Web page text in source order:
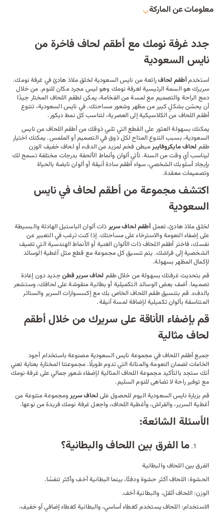
معلومات عن الماركة
جدد غرفة نومك مع أطقم لحاف فاخرة من
نايس السعودية
استخدمأطقم لحافرائعة من نايس السعودية لخلق ملاذ هادئ في غرفة نومك.
سريركهو السمة الرئيسية لغرفة نومك وهو ليس مجرد مكان للنوم. من خلال
دمج الراحة والتصميم مع لمسة من الفخامة، يمكن لطقم اللحاف المختار جيدًا
أن يحسّن بشكلٍ كبير من مظهر وشعور مساحتك. في نايس السعودية، تتنوع
أطقم اللحاف من الكلاسيكية إلى العصرية، لتناسب كل نمط ديكور.
يمكنك بسهولة العثور على القطع التي تلبي ذوقك من أطقم اللحاف من نايس
السعودية، بسبب التنوع المتاح لكل ذوق في التصميم أو الملمس. يمكنك اختيار
طقملحاف مايكروفايبرمبطن فخم لمزيد من الدفء أو لحاف خفيف الوزن
ليناسب أي وقت من السنة. تأتي ألوان وأنماط الألحفة بدرجات مختلفة تسمح لك
بإيجاد أسلوبك الشخصي، سواء أطقم سادة أنيقة أو ألوان نابضة بالحياة
وتصميمات معقدة.
اكتشف مجموعة من أطقم لحاف في نايس
السعودية
لخلق ملاذ هادئ، تعملأطقم لحاف سريرذات ألوان الباستيل الهادئة والبسيطة
على إضفاء النعومة والاسترخاء على مساحتك. إذا كنت ترغب في التعبير عن
نفسك، فاختر أطقم اللحاف ذات الألوان الغنية أو الأنماط الهندسية التي تضيف
الشخصية إلىفراشك. يتم تنسيق كل مجموعة مع قطع مثلأغطية الوسائد
لإكمال المظهر بسهولة.
قم بتحديث غرفتك بسهولة من خلال طقملحاف سرير قطنجديد دون إعادة
تصميما. أضف بعض الوسائد التكميلية أو بطانية منقوشة على لحافك، وستشعر
بالدفء. قم بتنسيق طقم اللحاف الخاص بك معإكسسواراتالسرير والستائر
المتناسقة بألوان تكميلية لإضافة لمسة أنيقة.
قم بإضفاء الأناقة على سريرك من خلال أطقم
لحاف مثالية
جميع أطقم اللحاف في مجموعة نايس السعودية مصنوعة باستخدام أجود
الخامات لضمان النعومة والمتانة التي تدوم طويلًا. مجموعتنا المختارة بعناية تعني
أنك ستجد بالتأكيد مجموعة اللحاف المثالية لإضفاء شعور جمالي على غرفة نومك
مع توفير راحة لا تضاهى للنوم السليم.
قم بزيارة نايس السعودية اليوم للحصول علىلحاف سريرومجموعة متنوعة من
أغطية السرير، والفراش، وأغطية اللحاف، واجعل غرفة نومك فريدة من نوعها.
الأسئلة الشائعة:
ما الفرق بين اللحاف والبطانية؟
الفرق بين اللحاف والبطانية
الحشوة: اللحاف أكثر حشوة ودفئًا، بينما البطانية أخف وأكثر تنفسًا.
الوزن: اللحاف أثقل، والبطانية أخف.
الاستخدام: اللحاف يستخدم كغطاء أساسي، والبطانية كغطاء إضافي أو خفيف.